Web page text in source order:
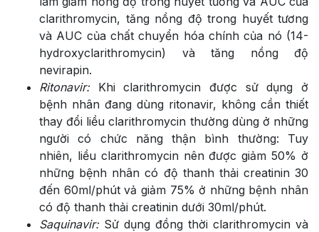
clarithromycin, tăng nồng độ trong huyết tương
và AUC của chất chuyển hóa chính của nó (14-
hydroxyclarithromycin) và tăng nồng độ
nevirapin.
Ritonavir:Khi clarithromycin được sử dụng ở
bệnh nhân đang dùng ritonavir, không cần thiết
thay đổi liều clarithromycin thường dùng ở những
người có chức năng thận bình thường: Tuy
nhiên, liều clarithromycin nên được giảm 50% ở
những bệnh nhân có độ thanh thải creatinin 30
đến 60ml/phút vả giảm 75% ở những bệnh nhân
có độ thanh thải creatinin dưới 30ml/phút.
Saquinavir:Sử dụng đồng thời clarithromycin và